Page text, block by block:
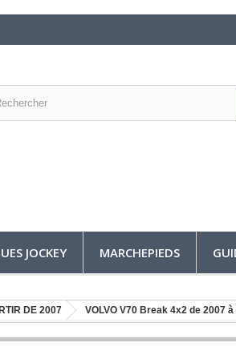
JOCKEY MARCHEPIEDS
DE 2007 VOLVO V70 Break 4x2 de 2007 à